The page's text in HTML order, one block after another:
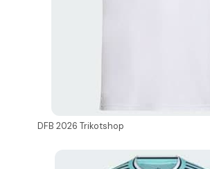
DFB 2026 Trikotshop